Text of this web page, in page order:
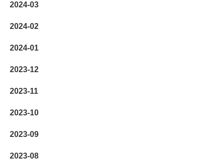
2024-03
2024-02
2024-01
2023-12
2023-11
2023-10
2023-09
2023-08